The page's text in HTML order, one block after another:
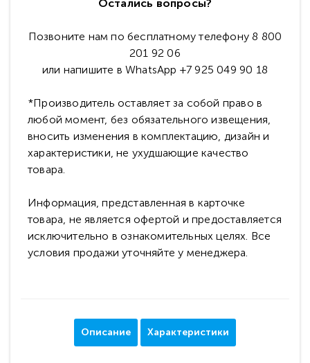
Остались вопросы?
Позвоните нам по бесплатному телефону 8 800
201 92 06
или напишите в WhatsApp +7 925 049 90 18
*Производитель оставляет за собой право в
любой момент, без обязательного извещения,
вносить изменения в комплектацию, дизайн и
характеристики, не ухудшающие качество
товара.
Информация, представленная в карточке
товара, не является офертой и предоставляется
исключительно в ознакомительных целях. Все
условия продажи уточняйте у менеджера.
Описание Характеристики